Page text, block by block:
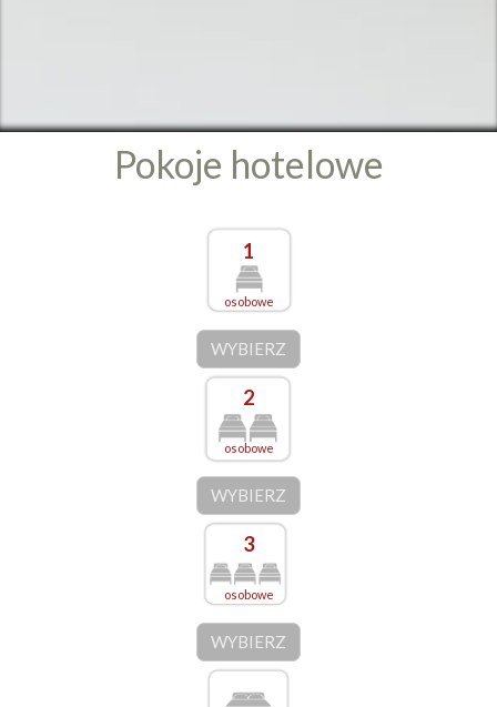
Pokoje hotelowe
1
osobowe
WYBIERZ
2
osobowe
WYBIERZ
3
osobowe
WYBIERZ